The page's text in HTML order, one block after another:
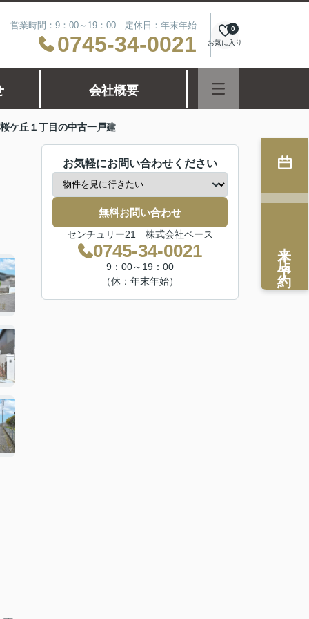
営業時間：9：00～19：00 定休日：年末年始
0745-34-0021 お気に入り
0
会社概要
ケ丘１丁目の中古一戸建
お気軽にお問い合わせください
無料お問い合わせ
センチュリー21 株式会社ベース
0745-34-0021
9：00～19：00
（休：年末年始）
来店予約